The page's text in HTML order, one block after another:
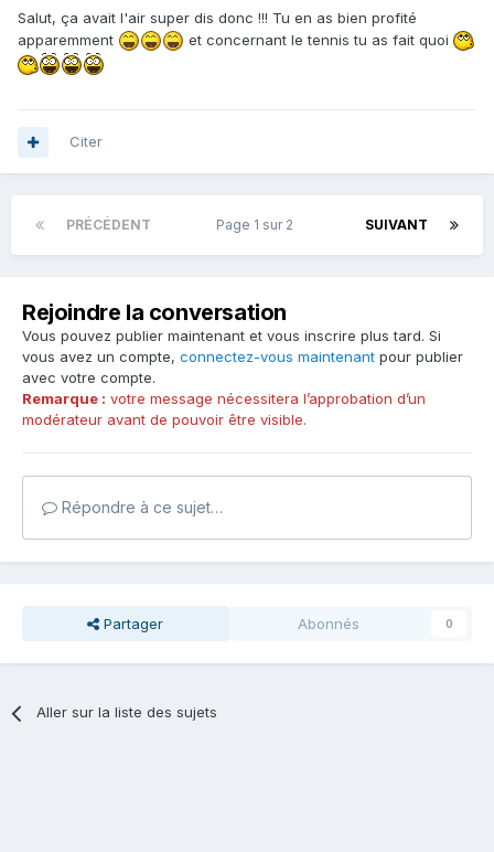
Salut, ça avait l'air super dis donc !!! Tu en as bien profité
apparemment
et concernant le tennis tu as fait quoi
Citer
PRÉCÉDENT SUIVANT
Page 1 sur 2
Rejoindre la conversation
Vous pouvez publier maintenant et vous inscrire plus tard. Si
vous avez un compte, connectez-vous maintenant pour publier
avec votre compte.
Remarque : votre message nécessitera l’approbation d’un
modérateur avant de pouvoir être visible.
Répondre à ce sujet…
Partager Abonnés 0
Aller sur la liste des sujets